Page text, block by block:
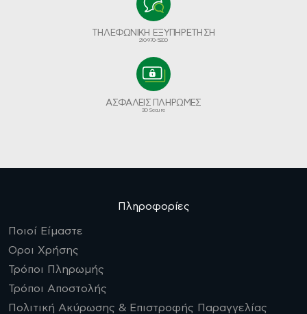
ΤΗΛΕΦΩΝΙΚΗ ΕΞΥΠΗΡΕΤΗΣΗ
210-970-5200
ΑΣΦΑΛΕΙΣ ΠΛΗΡΩΜΕΣ
3D Secure
Πληροφορίες
Ποιοί Είμαστε
Οροι Χρήσης
Τρόποι Πληρωμής
Τρόποι Αποστολής
Πολιτική Ακύρωσης & Επιστροφής Παραγγελίας